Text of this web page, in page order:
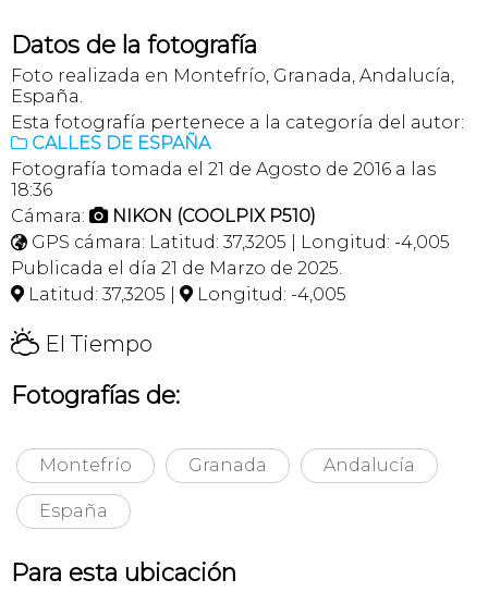
Datos de la fotografía
Foto realizada en Montefrío, Granada, Andalucía,
España.
Esta fotografía pertenece a la categoría del autor:
 CALLES DE ESPAÑA
Fotografía tomada el 21 de Agosto de 2016 a las
18:36
Cámara:  NIKON (COOLPIX P510)
 GPS cámara: Latitud: 37,3205 | Longitud: -4,005
Publicada el día 21 de Marzo de 2025.
 Latitud: 37,3205 |  Longitud: -4,005
H El Tiempo
Fotografías de:
Montefrío Granada Andalucía
España
Para esta ubicación